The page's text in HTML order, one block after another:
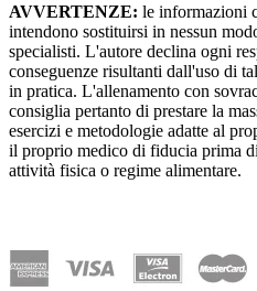
AVVERTENZE: le informazioni
intendono sostituirsi in nessun
specialisti. L'autore declina ogni
conseguenze risultanti dall'uso di
in pratica. L'allenamento con
consiglia pertanto di prestare la
esercizi e metodologie adatte al
il proprio medico di fiducia prima
attività fisica o regime alimentare.